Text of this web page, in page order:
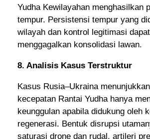
Yudha Kewilayahan menghasilkan
tempur. Persistensi tempur yang
wilayah dan kontrol legitimasi dapat
menggagalkan konsolidasi lawan.
8. Analisis Kasus Terstruktur
Kasus Rusia–Ukraina
kecepatan Rantai Yudha hanya
keunggulan apabila didukung oleh
regenerasi. Bentuk disrupsi
saturasi drone dan rudal, artileri